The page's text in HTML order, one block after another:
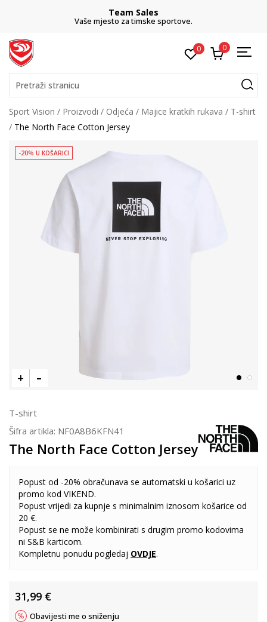
Team Sales
Vaše mjesto za timske sportove.
0 0
Pretraži stranicu
Sport Vision Proizvodi Odjeća Majice kratkih rukava
T-shirt
The North Face Cotton Jersey
-20% U KOŠARICI
T-shirt
Šifra artikla: NF0A8B6KFN41
The North Face Cotton Jersey
Popust od -20% obračunava se automatski u košarici uz
promo kod VIKEND.
Popust vrijedi za kupnje s minimalnim iznosom košarice od
20 €.
Popust se ne može kombinirati s drugim promo kodovima
ni S&B karticom.
Kompletnu ponudu pogledaj OVDJE.
31,99 €
Obavijesti me o sniženju